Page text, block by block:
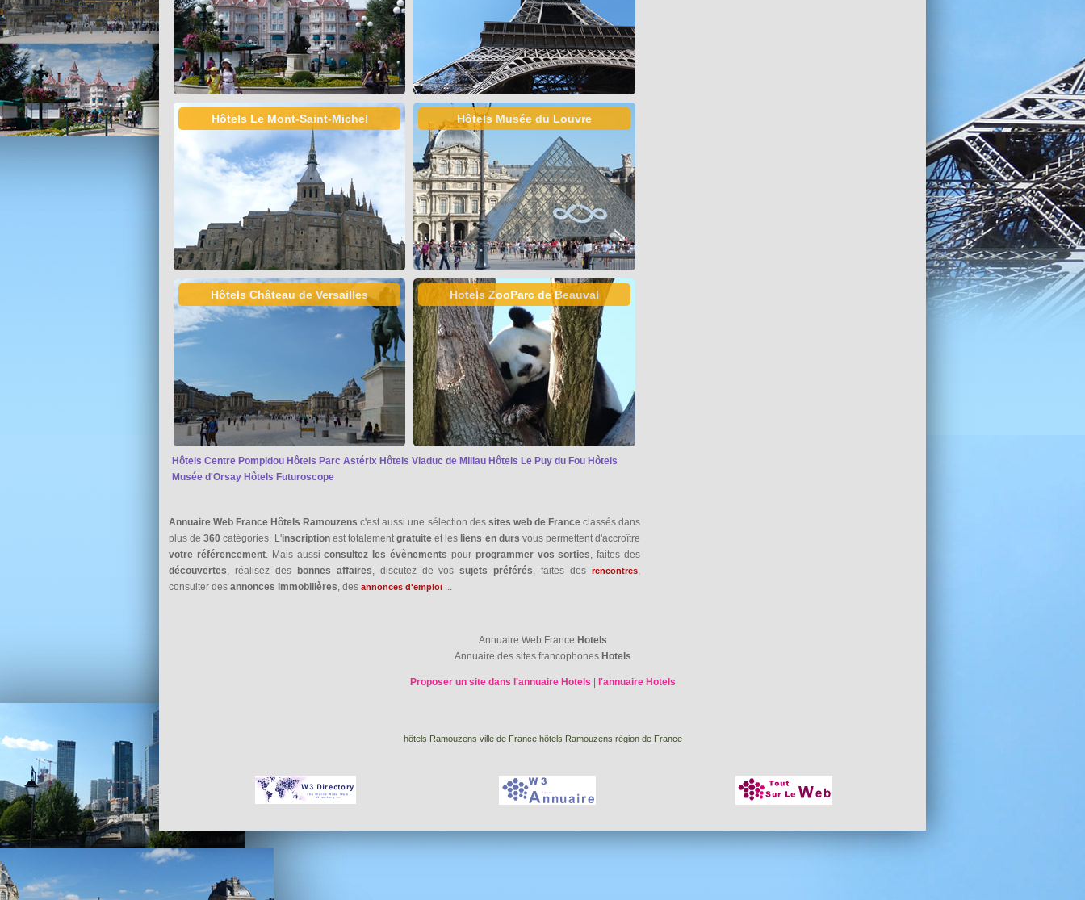
Hôtels Le Mont-Saint-Michel Hôtels Musée du Louvre
Hôtels Château de Versailles Hotels ZooParc de Beauval
Hôtels Centre Pompidou Hôtels Parc Astérix Hôtels Viaduc de Millau Hôtels Le Puy du Fou Hôtels
Musée d'Orsay Hôtels Futuroscope
Annuaire Web France Hôtels Ramouzens c'est aussi une sélection des sites web de France classés dans
plus de360 catégories. L'inscriptionest totalementgratuiteet les liens en durs vous permettent d'accroître
votre référencement. Mais aussiconsultez les évènements pour programmer vos sorties, faites des
découvertes, réalisez des bonnes affaires, discutez de vossujets préférés, faites desrencontres,
consulter des annonces immobilières, des annonces d'emploi ...
Annuaire Web France Hotels
Annuaire des sites francophones Hotels
Proposer un site dans l'annuaire Hotels l'annuaire Hotels
hôtels Ramouzens ville de France hôtels Ramouzens région de France